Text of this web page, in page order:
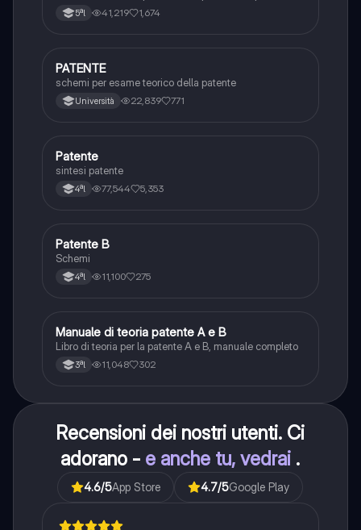
integrativi, segnaletica orizzontale, segnalazioni
agenti del traffico, distanza di visibilità per l‘arresto,
5ªl 41,219 1,674
Altro
PATENTE
schemi per esame teorico della patente
Università 22,839 771
Altro
Patente
sintesi patente
4ªl 77,544 5,353
Altro
Patente B
Schemi
4ªl 11,100 275
Italiano
Manuale di teoria patente A e B
Libro di teoria per la patente A e B, manuale completo
3ªl 11,048 302
Recensioni dei nostri utenti. Ci
adorano - e anche tu, vedrai .
4.6/5App Store 4.7/5Google Play